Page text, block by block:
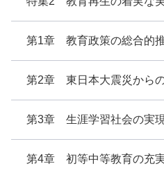
第1章 教育政策の総合的
第2章 東日本大震災から
第3章 生涯学習社会の実現
第4章 初等中等教育の充